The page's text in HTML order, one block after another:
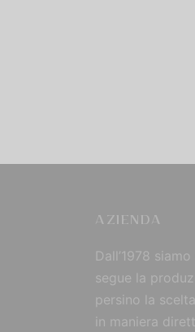
AZIENDA
Dall’1978
segue la
persino la
in maniera